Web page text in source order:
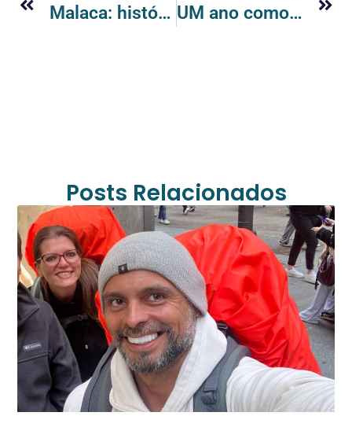
Malaca: história viva, bares à beira-rio e um suco de melancia inesquecível! UM ano como nômades digitais: aprendizados, desafios e transformação
Posts Relacionados